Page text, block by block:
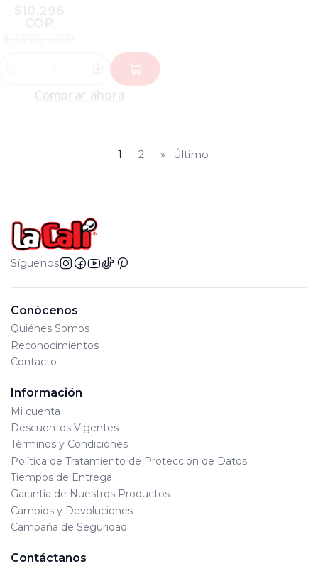
Comprar ahora
1 2 » Último
Síguenos
Conócenos
Quiénes Somos
Reconocimientos
Contacto
Información
Mi cuenta
Descuentos Vigentes
Términos y Condiciones
Política de Tratamiento de Protección de Datos
Tiempos de Entrega
Garantía de Nuestros Productos
Cambios y Devoluciones
Campaña de Seguridad
Contáctanos